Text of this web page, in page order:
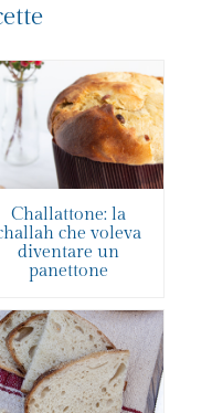
Challattone: la
che voleva
diventare un
panettone